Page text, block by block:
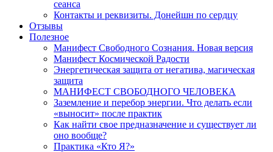
сеанса
Контакты и реквизиты. Донейшн по сердцу
Отзывы
Полезное
Манифест Свободного Сознания. Новая версия
Манифест Космической Радости
Энергетическая защита от негатива, магическая
защита
МАНИФЕСТ СВОБОДНОГО ЧЕЛОВЕКА
Заземление и перебор энергии. Что делать если
«выносит» после практик
Как найти свое предназначение и существует ли
оно вообще?
Практика «Кто Я?»